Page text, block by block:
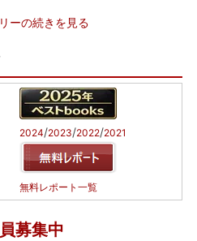
ーの続きを見る
2024/2023/2022/2021
無料レポート一覧
募集中